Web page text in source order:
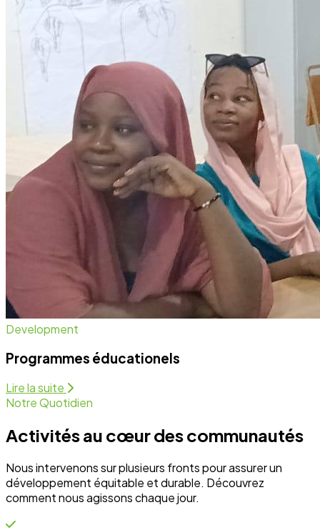
Development
Programmes éducationels
Notre Quotidien
Activités au cœur des communautés
Nous intervenons sur plusieurs fronts pour assurer un
développement équitable et durable. Découvrez
comment nous agissons chaque jour.
Programmes Éducationels
Activité régulière
Activité régulière
Activité régulière